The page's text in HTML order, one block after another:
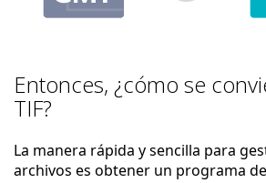
Entonces, ¿cómo se
TIF?
La manera rápida y sencilla para
archivos es obtener un programa